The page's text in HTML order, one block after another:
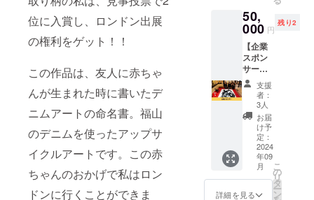
位に入賞し、ロンドン出展
の権利をゲット！！
この作品は、友人に赤ちゃ
んが生まれた時に書いたデ
ニムアートの命名書。福山
のデニムを使ったアップサ
イクルアートです。この赤
ちゃんのおかげで私はロン
ドンに行くことができま
前をご
記入く
ださ
い。 ※
詳細は
メール
にてご
連絡し
ます。
※商用利
用不可
です。
※著作権
は制作
者に帰
す。
の集ま
りなど
にぜひ
ご活用
くださ
い。 内
容はご
要望に
応じて
調整し
ます。
初心者
大歓
迎！参
加者手
ぶらで
OKで
『轍』
付き！
■地下足
袋『蘭
鳳モデ
ル』 地
下足袋
「虜」
さんと
のコラ
ボ商
品。蘭
鳳直書
きのオ
リジナ
ル地下
50,
000 円
残り2
【企業
スポン
サー】
書道家
蘭鳳の
スポン
サーに
なって
くださ
る企業
様大募
集！
①SNS(I
nstagra
支援
者：
3人
お届
け予
定：
2024
年09
月
詳細を見る
こ
の
リ
タ
ー
ン